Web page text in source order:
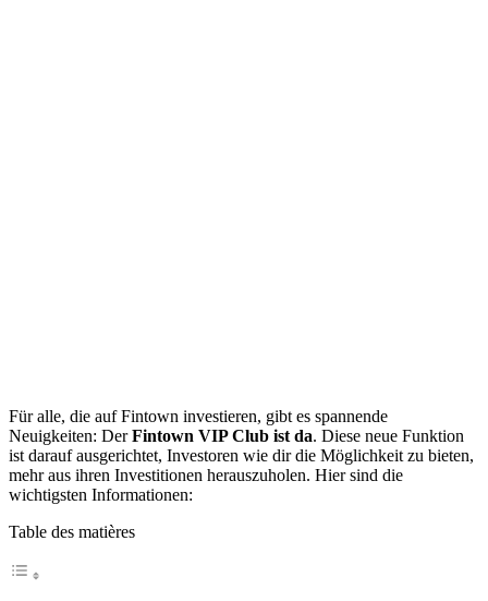
Für alle, die auf Fintown investieren, gibt es spannende
Neuigkeiten: DerFintown VIP Club ist da. Diese neue Funktion
ist darauf ausgerichtet, Investoren wie dir die Möglichkeit zu bieten,
mehr aus ihren Investitionen herauszuholen. Hier sind die
wichtigsten Informationen:
Table des matières